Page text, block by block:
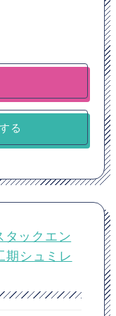
る
タックエン
シュミレ